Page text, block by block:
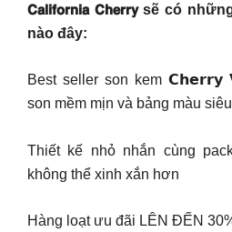
𝗖𝗮𝗹𝗶𝗳𝗼𝗿𝗻𝗶𝗮 𝗖𝗵𝗲𝗿𝗿𝘆 sẽ có
nào đây:
Best seller son kem 𝗖𝗵𝗲𝗿𝗿𝘆
son mềm mịn và bảng màu
Thiết kế nhỏ nhắn cùng
không thể xinh xắn hơn
Hàng loạt ưu đãi LÊN ĐẾN